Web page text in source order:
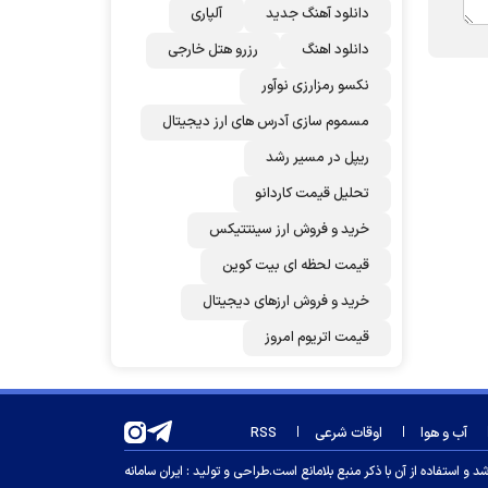
دانلود آهنگ جدید
آلپاری
دانلود اهنگ
رزرو هتل خارجی
نکسو رمزارزی نوآور
مسموم سازی آدرس های ارز دیجیتال
ریپل در مسیر رشد
تحلیل قیمت کاردانو
خرید و فروش ارز سینتتیکس
قیمت لحظه ای بیت کوین
خرید و فروش ارزهای دیجیتال
قیمت اتریوم امروز
آب و هوا اوقات شرعی RSS
استفاده از آن با ذکر منبع بلامانع است.طراحی و تولید : ایران سامانه